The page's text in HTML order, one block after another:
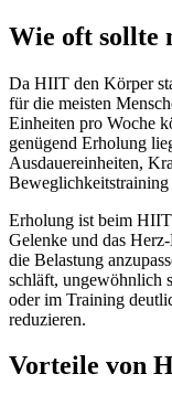
Wie oft sollte
Da HIIT den Körper
für die meisten
Einheiten pro Woche
genügend Erholung
Ausdauereinheiten,
Beweglichkeitstraining
Erholung ist beim
Gelenke und das
die Belastung
schläft, ungewöhnlich
oder im Training
reduzieren.
Vorteile von